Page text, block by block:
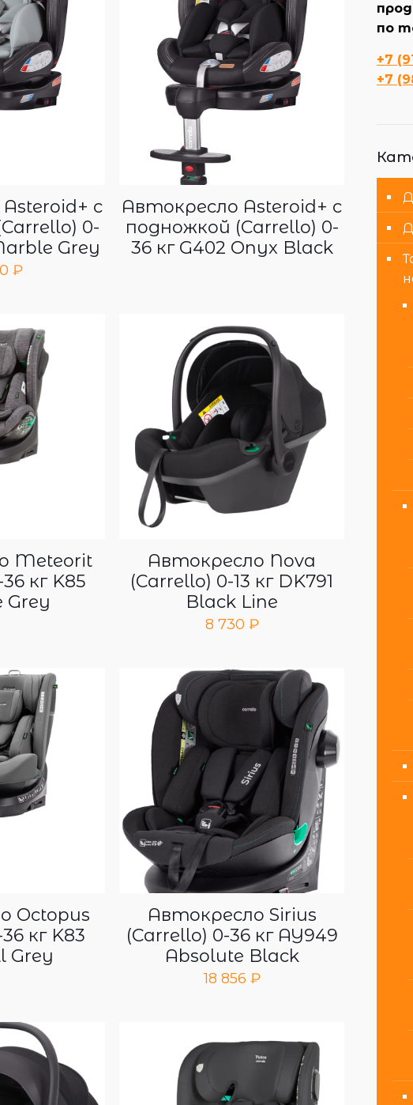
с
0-
Grey
₽
Автокресло Asteroid+ с
подножкой (Carrello) 0-
36 кг G402 Onyx Black
Meteorit
кг K85
Grey
Автокресло Nova
(Carrello) 0-13 кг DK791
Black Line
8 730 ₽
Octopus
кг K83
Grey
Автокресло Sirius
(Carrello) 0-36 кг AY949
Absolute Black
18 856 ₽
по
+7
+7